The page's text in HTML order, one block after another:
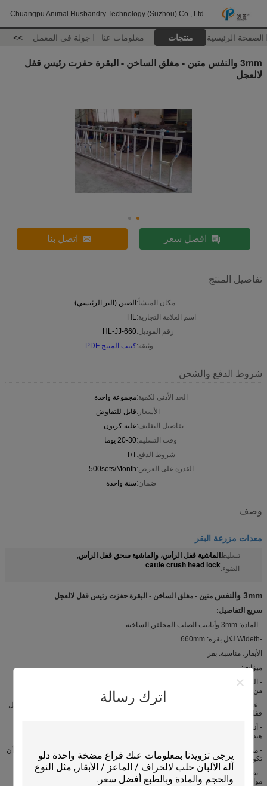
Chuangpu Animal Husbandry Technology (Suzhou) Co., Ltd.
الصفحة الرئيسية منتجات معلومات عنا جولة في المعمل >>
اترك رسالة
3mm والنفس متين - مغلق الساخن - البقرة حفزت رئيس قفل
لالعجل
افضل سعر اتصل بنا
تفاصيل المنتج
مكان المنشأ:الصين (البر الرئيسي)
اسم العلامة التجارية:HL
رقم الموديل:HL-JJ-660
وثيقة:كتيب المنتج PDF
شروط الدفع والشحن
الحد الأدنى لكمية:مجموعة واحدة
الأسعار:قابل للتفاوض
تفاصيل التغليف:علبة كرتون
وقت التسليم:20-30 يوما
شروط الدفع:T/T
القدرة على العرض:500sets/Month
ضمان:سنة واحدة
وصف
معدات مزرعة البقر
تسليط
الضوء:
الماشية قفل الرأس، والماشية سحق قفل الرأس,
cattle crush head lock
3mm والنفس
متين - مغلق الساخن - البقرة حفزت رئيس قفل لالعجل
سريع التفاصيل:
- المادة: 3mm وأنابيب الصلب المجلفن الساخنة
-Wideth لكل بقرة: 660mm
الأبقار، مناسبة: بقر
ميزات:
- المنتجات المعمرة. بعد الانتهاء، من خلال معالجة السطح مع تعبئة الساخنة لمنع التآكل
من الصلب، 0.8 مم على الأقل.
- عملية بسيطة، تحتاج فقط إلى 90 درجة دوران وتناسب الصحافة، ويمكن استكمال عمل
قفل كله وفتح.
هيدلوك مجموعة، يمكن أن يقلل كثيرا من كثافة اليد العاملة.
- مرونة جيدة. صف كامل من هيدلوك البقر يمكن أن يكون غير الساحلية ذاتيا، كما يمكن أن
تكون واحدة. هذا التصميم هو مناسب للعمل اليومي.
- تصميم سهل البقر، يمكن أن يضمن الماشية تغذية الوقت. ووفقا للأبقار العمر، تصميم
مواصفات مختلفة من هيدلوك وزيادة إنتاج الحليب.